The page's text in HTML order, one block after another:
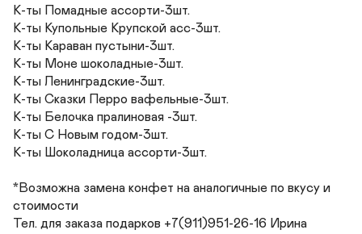
К-ты Помадные ассорти-3шт.
К-ты Купольные Крупской асс-3шт.
К-ты Караван пустыни-3шт.
К-ты Моне шоколадные-3шт.
К-ты Ленинградские-3шт.
К-ты Сказки Перро вафельные-3шт.
К-ты Белочка пралиновая -3шт.
К-ты С Новым годом-3шт.
К-ты Шоколадница ассорти-3шт.
*Возможна замена конфет на аналогичные по вкусу и
стоимости
Тел. для заказа подарков +7(911)951-26-16 Ирина